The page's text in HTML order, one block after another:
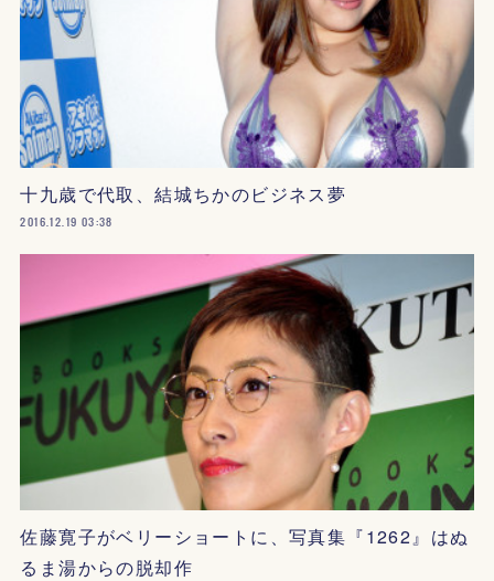
十九歳で代取、結城ちかのビジネス夢
2016.12.19 03:38
佐藤寛子がベリーショートに、写真集『1262』はぬ
るま湯からの脱却作